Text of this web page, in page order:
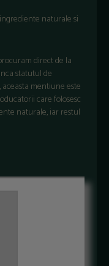
naturale si
direct de la
statutul de
mentiune este
care folosesc
naturale, iar restul